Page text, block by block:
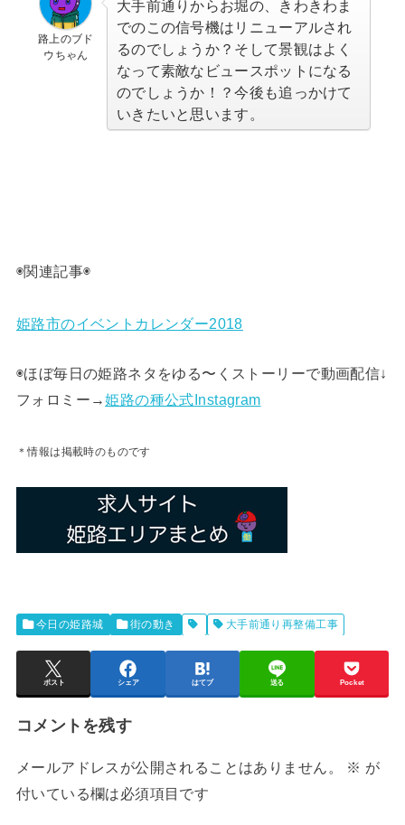
路上のブド
ウちゃん
大手前通りからお堀の、きわきわま
でのこの信号機はリニューアルされ
るのでしょうか？そして景観はよく
なって素敵なビュースポットになる
のでしょうか！？今後も追っかけて
いきたいと思います。
◉関連記事◉
姫路市のイベントカレンダー2018
◉ほぼ毎日の姫路ネタをゆる〜くストーリーで動画配信↓
フォロミー→姫路の種公式Instagram
＊情報は掲載時のものです
今日の姫路城 街の動き 大手前通り再整備工事
ポスト シェア はてブ 送る Pocket
コメントを残す
メールアドレスが公開されることはありません。 ※ が
付いている欄は必須項目です